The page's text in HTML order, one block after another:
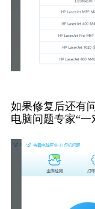
如果修复后还有
电脑问题专家“一